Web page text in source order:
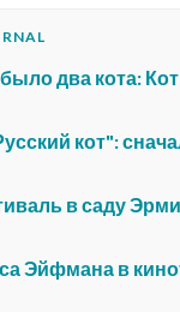
два кота:
кот":
в саду
Эйфмана в